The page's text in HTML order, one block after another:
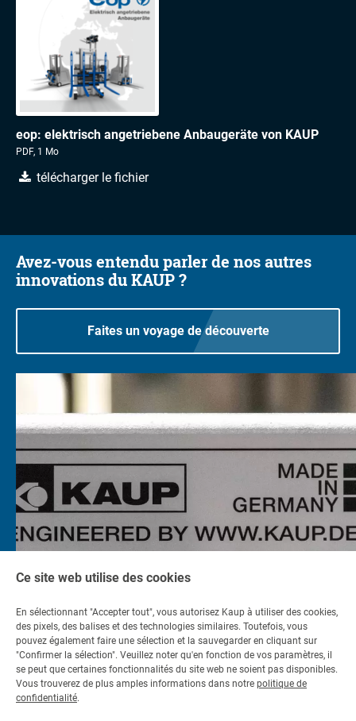
eop: elektrisch angetriebene Anbaugeräte von KAUP
PDF, 1 Mo
télécharger le fichier
Avez-vous entendu parler de nos autres
innovations du KAUP ?
Faites un voyage de découverte
Contact
Contactez-nous
Ce site web utilise des cookies
En sélectionnant "Accepter tout", vous autorisez Kaup à utiliser des cookies,
des pixels, des balises et des technologies similaires. Toutefois, vous
pouvez également faire une sélection et la sauvegarder en cliquant sur
"Confirmer la sélection". Veuillez noter qu'en fonction de vos paramètres, il
se peut que certaines fonctionnalités du site web ne soient pas disponibles.
Vous trouverez de plus amples informations dans notre politique de
confidentialité.